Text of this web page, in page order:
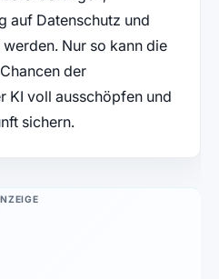
auf Datenschutz und
Nur so kann die
der
KI voll ausschöpfen und
sichern.